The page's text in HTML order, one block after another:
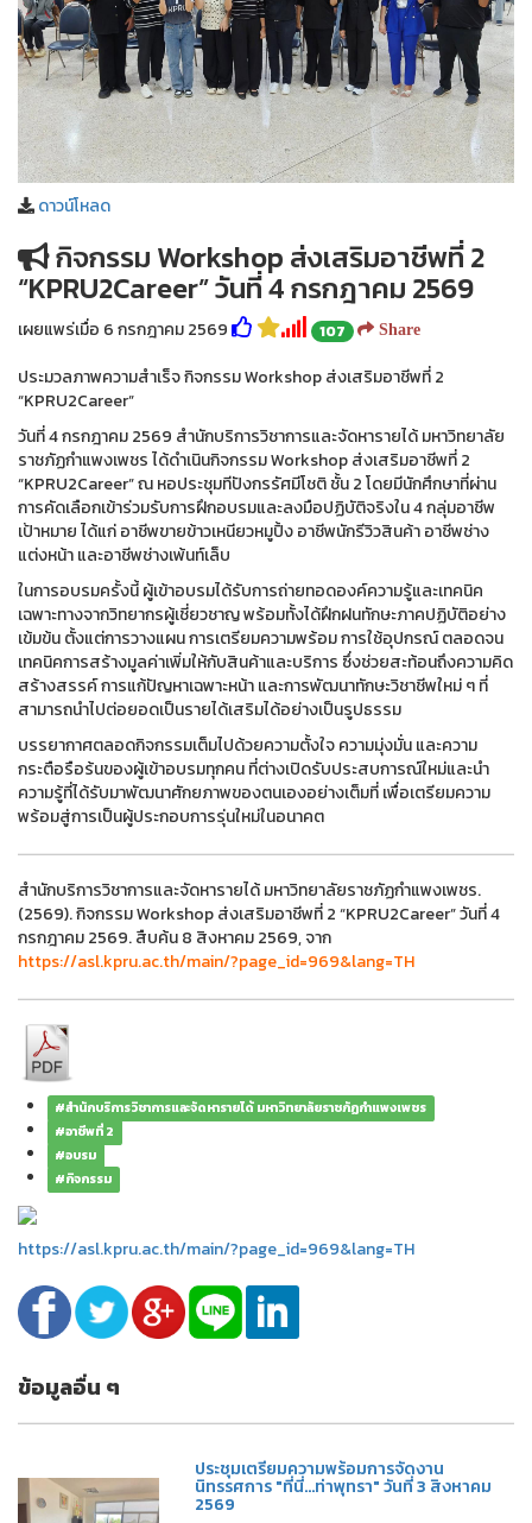
ดาวน์โหลด
กิจกรรม Workshop ส่งเสริมอาชีพที่ 2
“KPRU2Career” วันที่ 4 กรกฎาคม 2569
เผยแพร่เมื่อ 6 กรกฎาคม 2569 107 Share
ประมวลภาพความสำเร็จ กิจกรรม Workshop ส่งเสริมอาชีพที่ 2
“KPRU2Career”
วันที่ 4 กรกฎาคม 2569 สำนักบริการวิชาการและจัดหารายได้ มหาวิทยาลัย
ราชภัฏกำแพงเพชร ได้ดำเนินกิจกรรม Workshop ส่งเสริมอาชีพที่ 2
“KPRU2Career” ณ หอประชุมทีปังกรรัศมีโชติ ชั้น 2 โดยมีนักศึกษาที่ผ่าน
การคัดเลือกเข้าร่วมรับการฝึกอบรมและลงมือปฏิบัติจริงใน 4 กลุ่มอาชีพ
เป้าหมาย ได้แก่ อาชีพขายข้าวเหนียวหมูปิ้ง อาชีพนักรีวิวสินค้า อาชีพช่าง
แต่งหน้า และอาชีพช่างเพ้นท์เล็บ
ในการอบรมครั้งนี้ ผู้เข้าอบรมได้รับการถ่ายทอดองค์ความรู้และเทคนิค
เฉพาะทางจากวิทยากรผู้เชี่ยวชาญ พร้อมทั้งได้ฝึกฝนทักษะภาคปฏิบัติอย่าง
เข้มข้น ตั้งแต่การวางแผน การเตรียมความพร้อม การใช้อุปกรณ์ ตลอดจน
เทคนิคการสร้างมูลค่าเพิ่มให้กับสินค้าและบริการ ซึ่งช่วยสะท้อนถึงความคิด
สร้างสรรค์ การแก้ปัญหาเฉพาะหน้า และการพัฒนาทักษะวิชาชีพใหม่ ๆ ที่
สามารถนำไปต่อยอดเป็นรายได้เสริมได้อย่างเป็นรูปธรรม
บรรยากาศตลอดกิจกรรมเต็มไปด้วยความตั้งใจ ความมุ่งมั่น และความ
กระตือรือร้นของผู้เข้าอบรมทุกคน ที่ต่างเปิดรับประสบการณ์ใหม่และนำ
ความรู้ที่ได้รับมาพัฒนาศักยภาพของตนเองอย่างเต็มที่ เพื่อเตรียมความ
พร้อมสู่การเป็นผู้ประกอบการรุ่นใหม่ในอนาคต
สำนักบริการวิชาการและจัดหารายได้ มหาวิทยาลัยราชภัฏกำแพงเพชร.
(2569). กิจกรรม Workshop ส่งเสริมอาชีพที่ 2 “KPRU2Career” วันที่ 4
กรกฎาคม 2569. สืบค้น 8 สิงหาคม 2569, จาก
https://asl.kpru.ac.th/main/?page_id=969&lang=TH
#สำนักบริการวิชาการและจัดหารายได้ มหาวิทยาลัยราชภัฏกำแพงเพชร
#อาชีพที่ 2
#อบรม
#กิจกรรม
https://asl.kpru.ac.th/main/?page_id=969&lang=TH
ข้อมูลอื่น ๆ
ประชุมเตรียมความพร้อมการจัดงาน
นิทรรศการ "ที่นี่...ท่าพุทรา" วันที่ 3 สิงหาคม
2569